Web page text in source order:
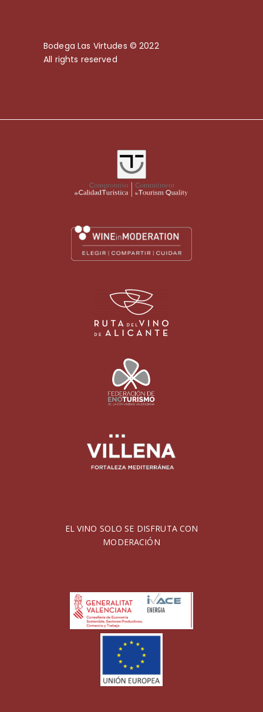
Bodega Las Virtudes © 2022
All rights reserved
EL VINO SOLO SE DISFRUTA CON
MODERACIÓN